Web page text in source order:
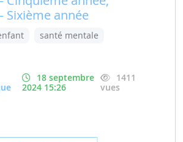
Sixième année
santé mentale
18 septembre
2024 15:26
1411
vues